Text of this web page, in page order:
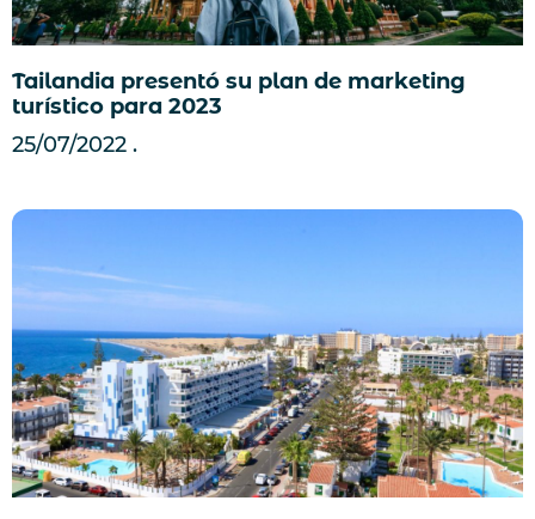
Tailandia presentó su plan de marketing
turístico para 2023
25/07/2022